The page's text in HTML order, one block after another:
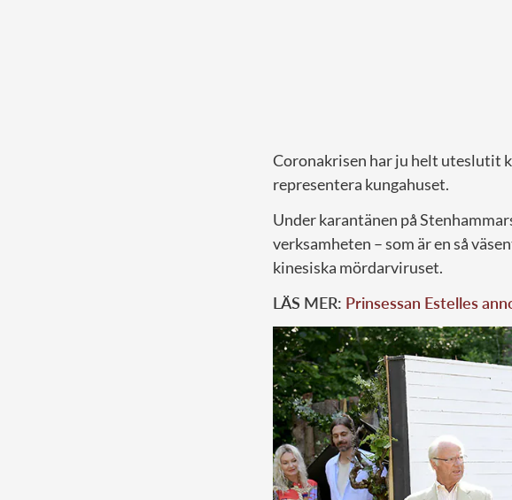
Coronakrisen har ju helt uteslutit
representera kungahuset.
Under karantänen på
verksamheten – som är en så
kinesiska mördarviruset.
LÄS MER: Prinsessan Estelles